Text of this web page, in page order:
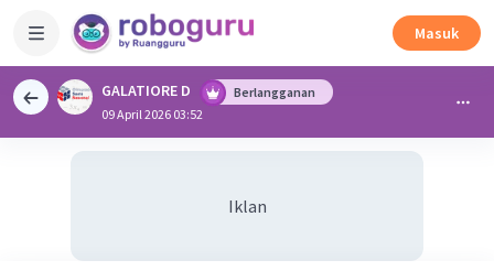
Masuk
GALATIORE D
Berlangganan
09 April 2026 03:52
Iklan